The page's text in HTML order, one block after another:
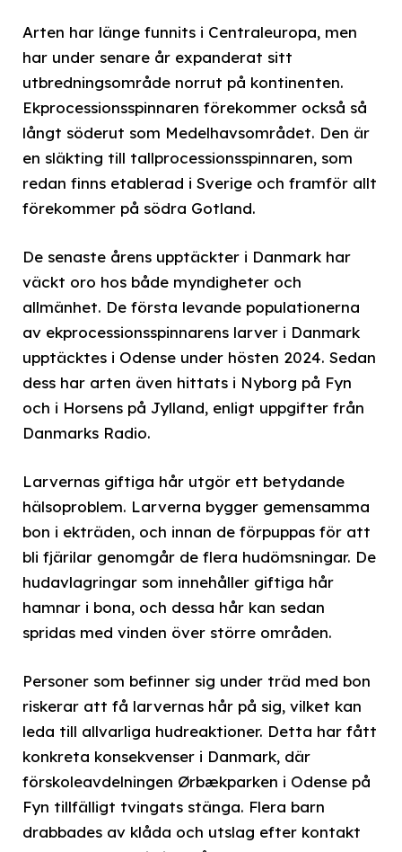
Arten har länge funnits i Centraleuropa, men
har under senare år expanderat sitt
utbredningsområde norrut på kontinenten.
Ekprocessionsspinnaren förekommer också så
långt söderut som Medelhavsområdet. Den är
en släkting till tallprocessionsspinnaren, som
redan finns etablerad i Sverige och framför allt
förekommer på södra Gotland.
De senaste årens upptäckter i Danmark har
väckt oro hos både myndigheter och
allmänhet. De första levande populationerna
av ekprocessionsspinnarens larver i Danmark
upptäcktes i Odense under hösten 2024. Sedan
dess har arten även hittats i Nyborg på Fyn
och i Horsens på Jylland, enligt uppgifter från
Danmarks Radio.
Larvernas giftiga hår utgör ett betydande
hälsoproblem. Larverna bygger gemensamma
bon i ekträden, och innan de förpuppas för att
bli fjärilar genomgår de flera hudömsningar. De
hudavlagringar som innehåller giftiga hår
hamnar i bona, och dessa hår kan sedan
spridas med vinden över större områden.
Personer som befinner sig under träd med bon
riskerar att få larvernas hår på sig, vilket kan
leda till allvarliga hudreaktioner. Detta har fått
konkreta konsekvenser i Danmark, där
förskoleavdelningen Ørbækparken i Odense på
Fyn tillfälligt tvingats stänga. Flera barn
drabbades av klåda och utslag efter kontakt